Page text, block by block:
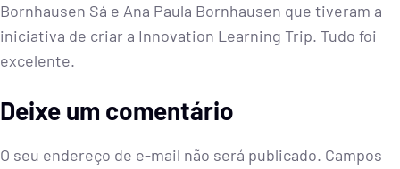
Bornhausen Sá e Ana Paula Bornhausen que tiveram a
iniciativa de criar a Innovation Learning Trip. Tudo foi
excelente.
Deixe um comentário
O seu endereço de e-mail não será publicado. Campos